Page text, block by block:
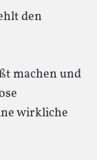
den
machen und
wirkliche